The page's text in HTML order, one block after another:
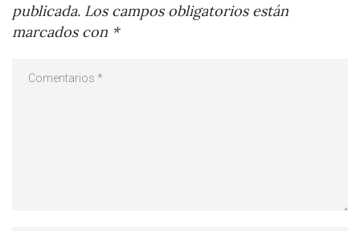
publicada. Los campos obligatorios están
marcados con *